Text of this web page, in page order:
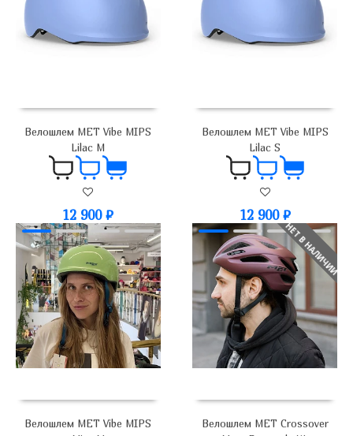
Велошлем MET Vibe MIPS
Lilac M
12 900₽
Велошлем MET Vibe MIPS
Lilac S
12 900 ₽
Велошлем MET Vibe MIPS
НЕТ В НАЛИЧИИ
Велошлем MET Crossover